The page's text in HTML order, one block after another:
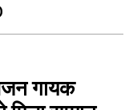
गायक